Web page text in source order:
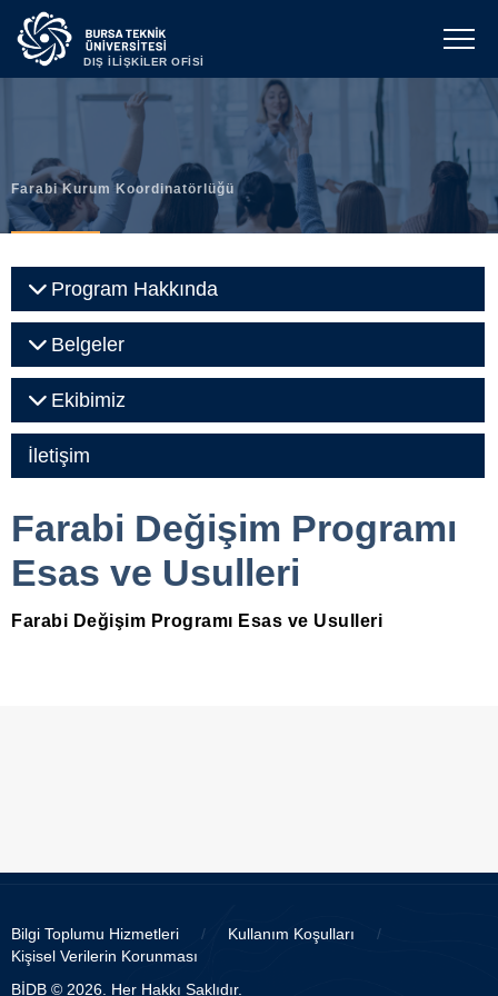
DIŞ İLİŞKİLER OFİSİ
Farabi Kurum Koordinatörlüğü
Program Hakkında
Belgeler
Ekibimiz
İletişim
Farabi Değişim Programı
Esas ve Usulleri
Farabi Değişim Programı Esas ve Usulleri
Bilgi Toplumu Hizmetleri / Kullanım Koşulları
/
Kişisel Verilerin Korunması
BİDB © 2026. Her Hakkı Saklıdır.